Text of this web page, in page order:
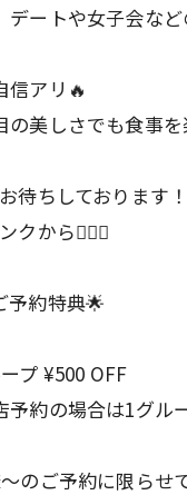
ートや女子会など
信アリ🔥
美しさでも食事
待ちしております！
クから💁🏻‍♂️
予約特典🌟
プ ¥500 OFF
約の場合は1グル
ご予約に限らせて